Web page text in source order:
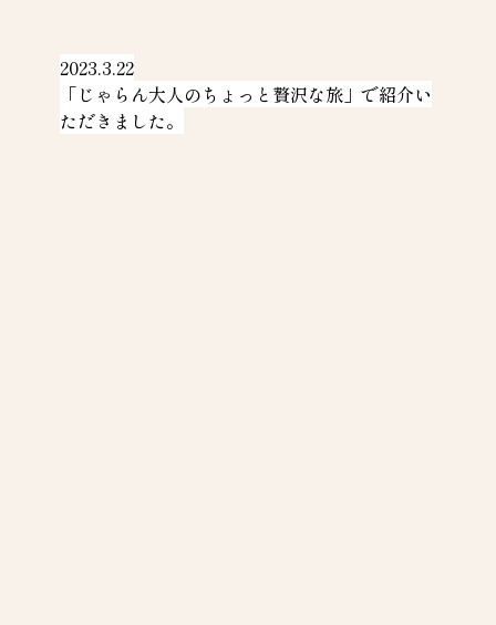
2023.3.22
「じゃらん大人のちょっと贅沢な旅」で紹介い
ただきました。